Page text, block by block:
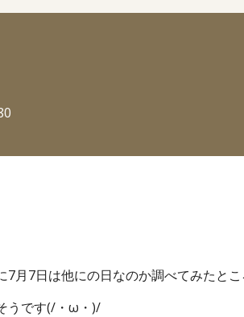
7月7日は他にの日なのか調べてみたとこ
うです(/・ω・)/